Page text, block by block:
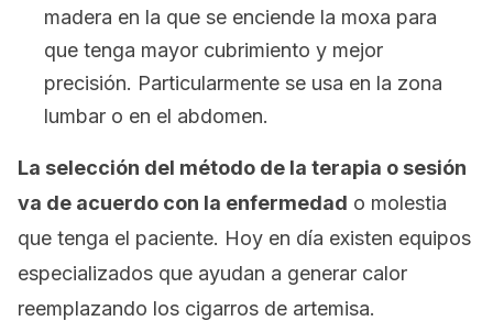
madera en la que se enciende la moxa para
que tenga mayor cubrimiento y mejor
precisión. Particularmente se usa en la zona
lumbar o en el abdomen.
La selección del método de la terapia o sesión
va de acuerdo con la enfermedad o molestia
que tenga el paciente. Hoy en día existen equipos
especializados que ayudan a generar calor
reemplazando los cigarros de artemisa.